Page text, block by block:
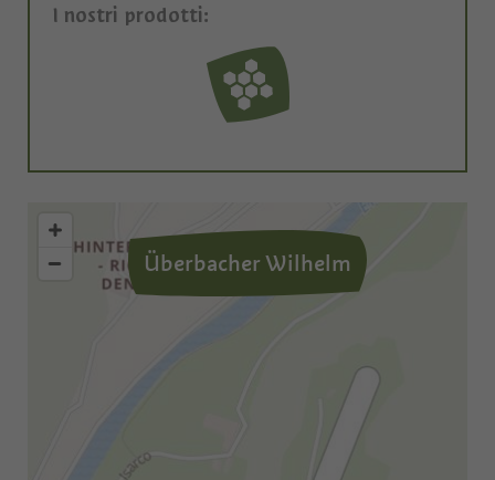
I nostri prodotti:
Überbacher Wilhelm